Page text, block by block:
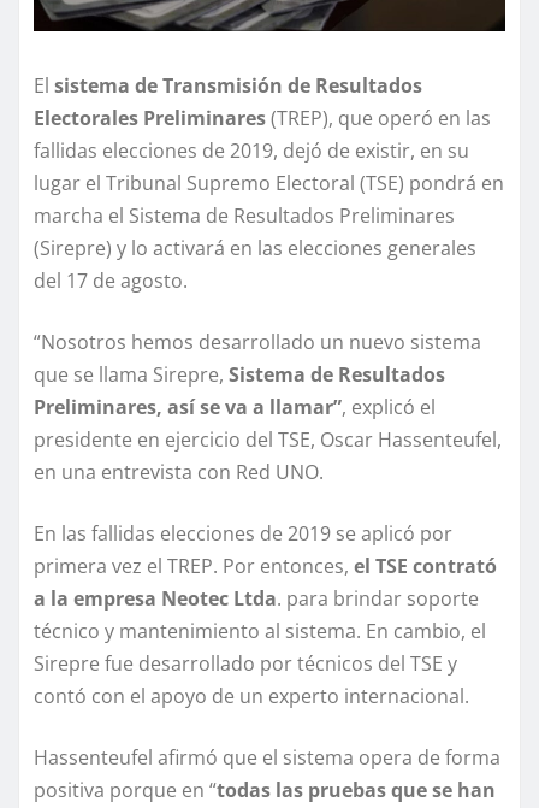
El sistema de Transmisión de Resultados
Electorales Preliminares(TREP), que operó en las
fallidas elecciones de 2019, dejó de existir, en su
lugar el Tribunal Supremo Electoral (TSE) pondrá en
marcha el Sistema de Resultados Preliminares
(Sirepre) y lo activará en las elecciones generales
del 17 de agosto.
“Nosotros hemos desarrollado un nuevo sistema
que se llama Sirepre, Sistema de Resultados
Preliminares, así se va a llamar”, explicó el
presidente en ejercicio del TSE, Oscar Hassenteufel,
en una entrevista con Red UNO.
En las fallidas elecciones de 2019 se aplicó por
primera vez el TREP. Por entonces, el TSE contrató
a la empresa Neotec Ltda. para brindar soporte
técnico y mantenimiento al sistema. En cambio, el
Sirepre fue desarrollado por técnicos del TSE y
contó con el apoyo de un experto internacional.
Hassenteufel afirmó que el sistema opera de forma
positiva porque en “todas las pruebas que se han